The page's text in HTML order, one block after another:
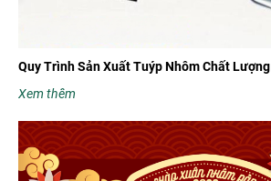
Quy Trình Sản Xuất Tuýp Nhôm Chất Lượng
Xem thêm